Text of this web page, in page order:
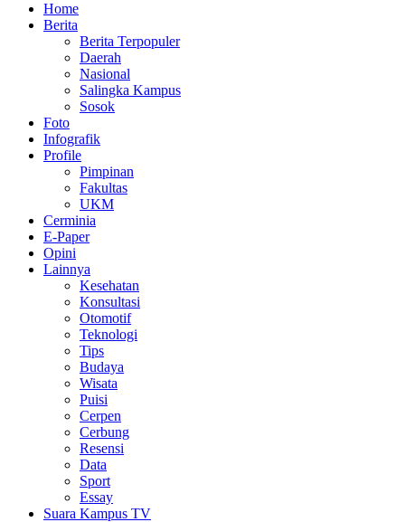
Home
Berita
Berita Terpopuler
Daerah
Nasional
Salingka Kampus
Sosok
Foto
Infografik
Profile
Pimpinan
Fakultas
UKM
Cerminia
E-Paper
Opini
Lainnya
Kesehatan
Konsultasi
Otomotif
Teknologi
Tips
Budaya
Wisata
Puisi
Cerpen
Cerbung
Resensi
Data
Sport
Essay
Suara Kampus TV